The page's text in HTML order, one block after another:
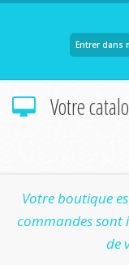
Entrer dans
Votre
Votre boutique
commandes sont
de